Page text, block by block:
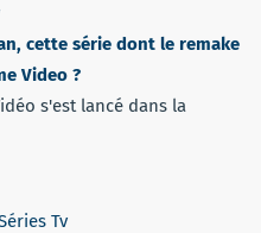
cette série dont le remake
Video ?
s'est lancé dans la
Tv